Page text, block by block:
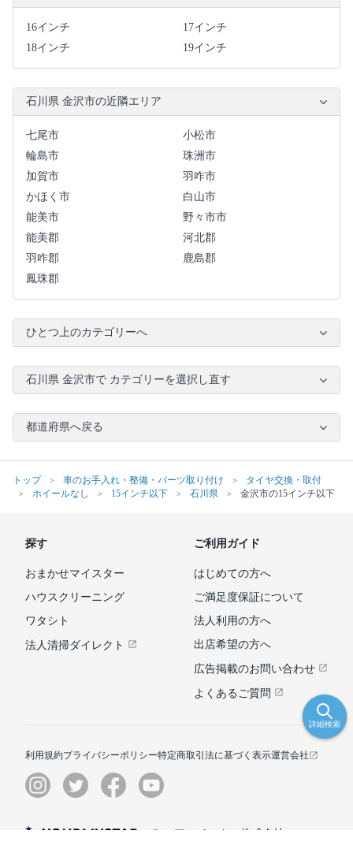
16インチ
17インチ
18インチ
19インチ
石川県 金沢市の近隣エリア
七尾市
小松市
輪島市
珠洲市
加賀市
羽咋市
かほく市
白山市
能美市
野々市市
能美郡
河北郡
羽咋郡
鹿島郡
鳳珠郡
ひとつ上のカテゴリーへ
石川県 金沢市で カテゴリーを選択し直す
都道府県へ戻る
トップ 車のお手入れ・整備・パーツ取り付け
タイヤ交換・取付
ホイールなし
15インチ以下 石川県 金沢市の15インチ以下
詳細検索
探す
おまかせマイスター
ハウスクリーニング
ワタシト
法人清掃ダイレクト
ご利用ガイド
はじめての方へ
ご満足度保証について
法人利用の方へ
出店希望の方へ
広告掲載のお問い合わせ
よくあるご質問
利用規約プライバシーポリシー特定商取引法に基づく表示運営会社
© ユアマイスター株式会社